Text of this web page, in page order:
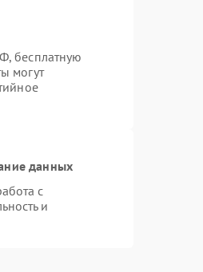
бесплатную
могут
данных
с
и